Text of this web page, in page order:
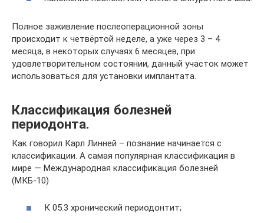
Полное заживление послеоперационной зоны
происходит к четвёртой неделе, а уже через 3 – 4
месяца, в некоторых случаях 6 месяцев, при
удовлетворительном состоянии, данный участок может
использоваться для установки имплантата.
Классификация болезней
периодонта.
Как говорил Карл Линней – познание начинается с
классификации. А самая популярная классификация в
мире — Международная классификация болезней
(МКБ-10)
К 05.3 хронический периодонтит;